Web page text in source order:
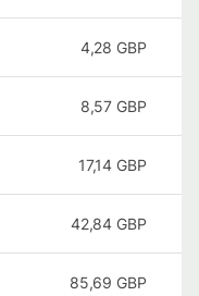
4,28 GBP
8,57 GBP
17,14 GBP
42,84 GBP
85,69 GBP